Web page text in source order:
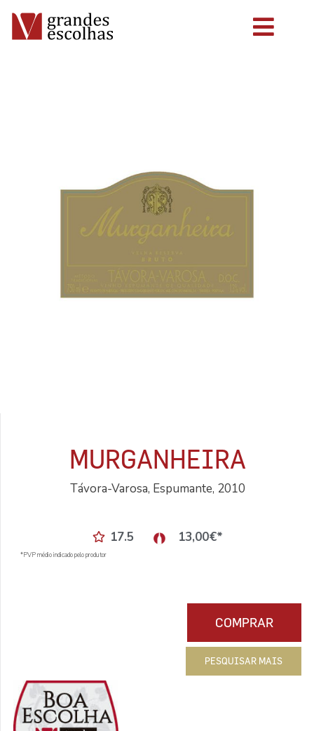
MURGANHEIRA
Távora-Varosa, Espumante, 2010
17.5 13,00€*
*PVP médio indicado pelo produtor
COMPRAR
PESQUISAR MAIS